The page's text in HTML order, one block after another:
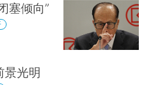
塞倾向”
景光明